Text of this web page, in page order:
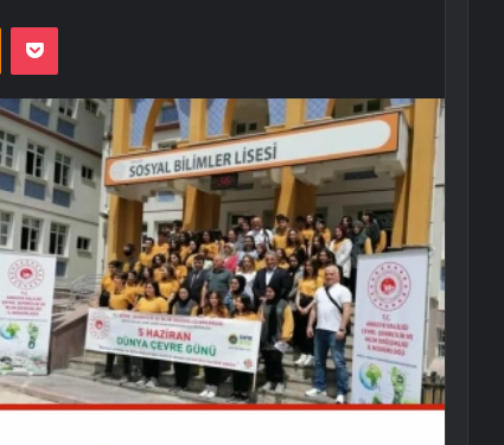
Odnoklassniki
Pocket